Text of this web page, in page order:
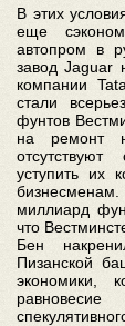
В этих
еще
автопром в
завод Jaguar
компании
стали
фунтов
на ремонт
уступить их
миллиард
что
Бен
Пизанской
экономики,